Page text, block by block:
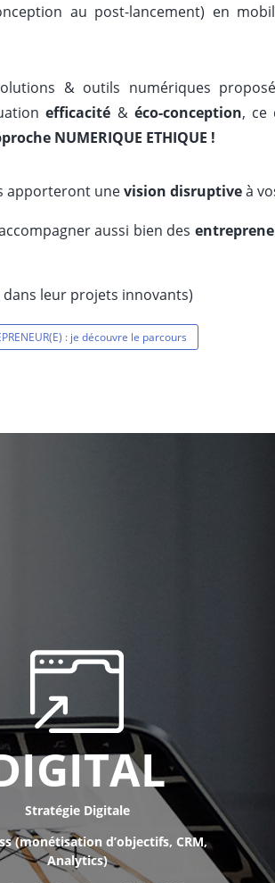
au post-lancement) en
& outils numériques
efficacité & éco-conception, ce
NUMERIQUE ETHIQUE !
apporteront unevision disruptiveà
aussi bien des
leur projets innovants)
: je découvre le parcours
Stratégie Digitale
(monétisation d’objectifs, CRM,
Analytics)